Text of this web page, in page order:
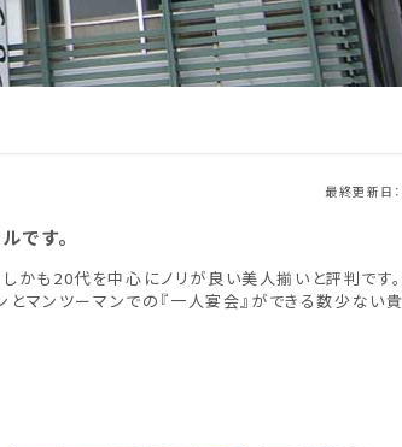
山梨県(19) 長野県(14)
石川県
最終更新日
です。
かも20代を中心にノリが良い美人揃いと評判です
マンツーマンでの『一人宴会』ができる数少ない